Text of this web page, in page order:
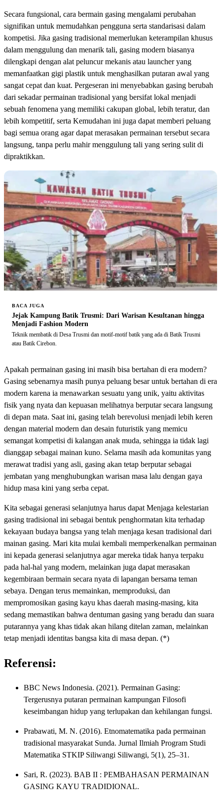
Secara fungsional, cara bermain gasing mengalami perubahan
signifikan untuk memudahkan pengguna serta standarisasi dalam
kompetisi. Jika gasing tradisional memerlukan keterampilan khusus
dalam menggulung dan menarik tali, gasing modern biasanya
dilengkapi dengan alat peluncur mekanis atau launcher yang
memanfaatkan gigi plastik untuk menghasilkan putaran awal yang
sangat cepat dan kuat. Pergeseran ini menyebabkan gasing berubah
dari sekadar permainan tradisional yang bersifat lokal menjadi
sebuah fenomena yang memiliki cakupan global, lebih teratur, dan
lebih kompetitif, serta Kemudahan ini juga dapat memberi peluang
bagi semua orang agar dapat merasakan permainan tersebut secara
langsung, tanpa perlu mahir menggulung tali yang sering sulit di
dipraktikkan.
BACA JUGA
Jejak Kampung Batik Trusmi: Dari Warisan Kesultanan hingga
Menjadi Fashion Modern
Teknik membatik di Desa Trusmi dan motif-motif batik yang ada di Batik Trusmi
atau Batik Cirebon.
Apakah permainan gasing ini masih bisa bertahan di era modern?
Gasing sebenarnya masih punya peluang besar untuk bertahan di era
modern karena ia menawarkan sesuatu yang unik, yaitu aktivitas
fisik yang nyata dan kepuasan melihatnya berputar secara langsung
di depan mata. Saat ini, gasing telah berevolusi menjadi lebih keren
dengan material modern dan desain futuristik yang memicu
semangat kompetisi di kalangan anak muda, sehingga ia tidak lagi
dianggap sebagai mainan kuno. Selama masih ada komunitas yang
merawat tradisi yang asli, gasing akan tetap berputar sebagai
jembatan yang menghubungkan warisan masa lalu dengan gaya
hidup masa kini yang serba cepat.
Kita sebagai generasi selanjutnya harus dapat Menjaga kelestarian
gasing tradisional ini sebagai bentuk penghormatan kita terhadap
kekayaan budaya bangsa yang telah menjaga kesan tradisional dari
mainan gasing. Mari kita mulai kembali memperkenalkan permainan
ini kepada generasi selanjutnya agar mereka tidak hanya terpaku
pada hal-hal yang modern, melainkan juga dapat merasakan
kegembiraan bermain secara nyata di lapangan bersama teman
sebaya. Dengan terus memainkan, memproduksi, dan
mempromosikan gasing kayu khas daerah masing-masing, kita
sedang memastikan bahwa dentuman gasing yang beradu dan suara
putarannya yang khas tidak akan hilang ditelan zaman, melainkan
tetap menjadi identitas bangsa kita di masa depan. (*)
Referensi:
BBC News Indonesia. (2021). Permainan Gasing:
Tergerusnya putaran permainan kampungan Filosofi
keseimbangan hidup yang terlupakan dan kehilangan fungsi.
Prabawati, M. N. (2016). Etnomatematika pada permainan
tradisional masyarakat Sunda. Jurnal Ilmiah Program Studi
Matematika STKIP Siliwangi Siliwangi, 5(1), 25–31.
Sari, R. (2023). BAB II : PEMBAHASAN PERMAINAN
GASING KAYU TRADIDIONAL.